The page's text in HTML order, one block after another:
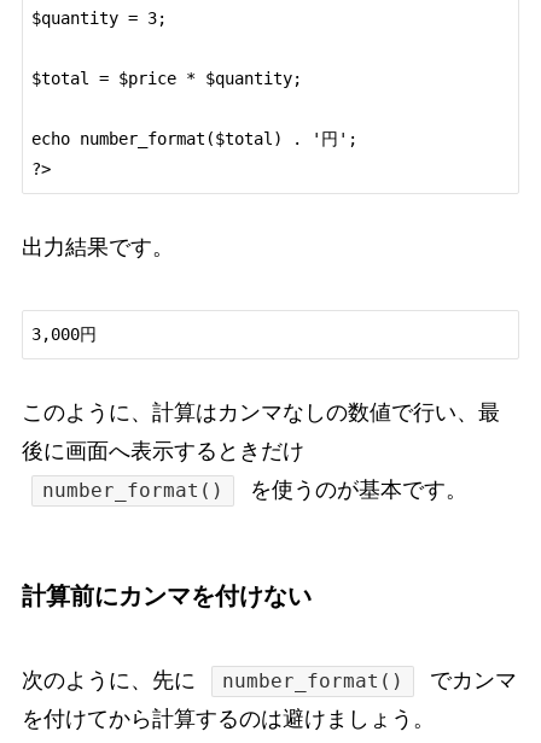
$quantity = 3;
$total = $price * $quantity;
echo number_format($total) . '円';
?>
出力結果です。
このように、計算はカンマなしの数値で行い、最
後に画面へ表示するときだけ
number_format() を使うのが基本です。
計算前にカンマを付けない
次のように、先に number_format()
でカンマ
を付けてから計算するのは避けましょう。